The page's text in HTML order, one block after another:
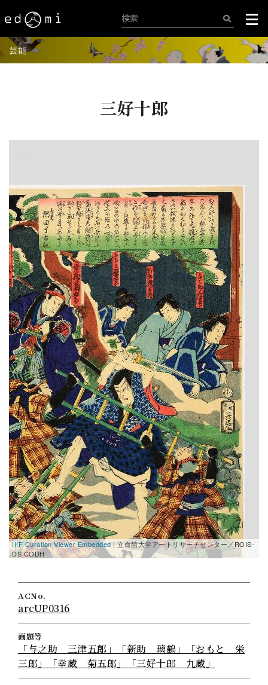
芸能
三好十郎
IIIF Curation Viewer Embedded | 立命館大学アートリサーチセンター／ROIS-
DS CODH
ACNo.
arcUP0316
画題等
「与之助 三津五郎」「新助 璃鶴」「おもと 栄
三郎」「幸蔵 菊五郎」「三好十郎 九蔵」